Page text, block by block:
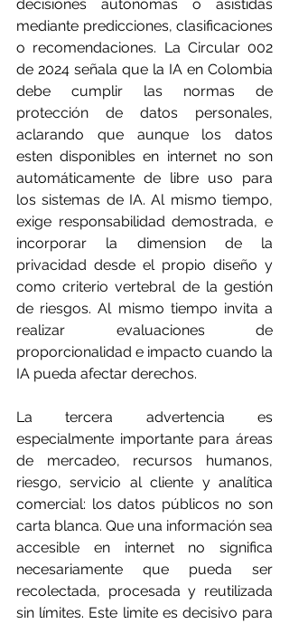
decisiones autónomas o asistidas
mediante predicciones, clasificaciones
o recomendaciones. La Circular 002
de 2024 señala que la IA en Colombia
debe cumplir las normas de
protección de datos personales,
aclarando que aunque los datos
esten disponibles en internet no son
automáticamente de libre uso para
los sistemas de IA. Al mismo tiempo,
exige responsabilidad demostrada, e
incorporar la dimension de la
privacidad desde el propio diseño y
como criterio vertebral de la gestión
de riesgos. Al mismo tiempo invita a
realizar evaluaciones de
proporcionalidad e impacto cuando la
IA pueda afectar derechos.
La tercera advertencia es
especialmente importante para áreas
de mercadeo, recursos humanos,
riesgo, servicio al cliente y analítica
comercial: los datos públicos no son
carta blanca. Que una información sea
accesible en internet no significa
necesariamente que pueda ser
recolectada, procesada y reutilizada
sin límites. Este limite es decisivo para